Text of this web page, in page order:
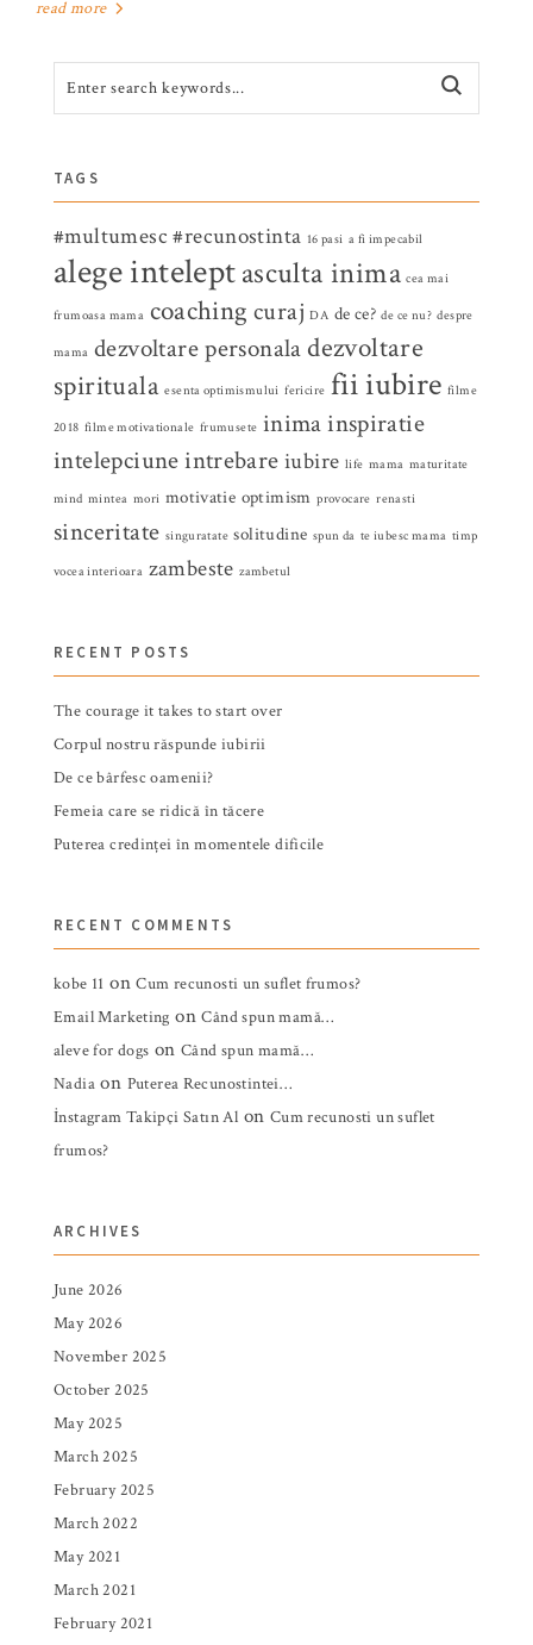
read more
TAGS
#multumesc #recunostinta 16 pasi a fi impecabil
alege inteleptasculta inima cea mai
frumoasa mama coaching curaj DA de ce? de ce nu? despre
mama dezvoltare personala dezvoltare
spirituala esenta optimismului fericire fii iubire filme
2018 filme motivationale frumusete inimainspiratie
intelepciuneintrebare iubire life mama maturitate
mind mintea mori motivatie optimism provocare renasti
sinceritate singuratate solitudine spun da te iubesc mama timp
vocea interioara zambeste zambetul
RECENT POSTS
The courage it takes to start over
Corpul nostru răspunde iubirii
De ce bârfesc oamenii?
Femeia care se ridică în tăcere
Puterea credinței în momentele dificile
RECENT COMMENTS
kobe 11 onCum recunosti un suflet frumos?
Email Marketing onCând spun mamă…
aleve for dogs onCând spun mamă…
Nadiaon Puterea Recunostintei…
İnstagram Takipçi Satın Al on Cum recunosti un suflet
frumos?
ARCHIVES
June 2026
May 2026
November 2025
October 2025
May 2025
March 2025
February 2025
March 2022
May 2021
March 2021
February 2021